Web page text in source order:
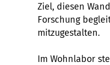
Ziel, diesen
Forschung
mitzugestalten.
Im Wohnlabor